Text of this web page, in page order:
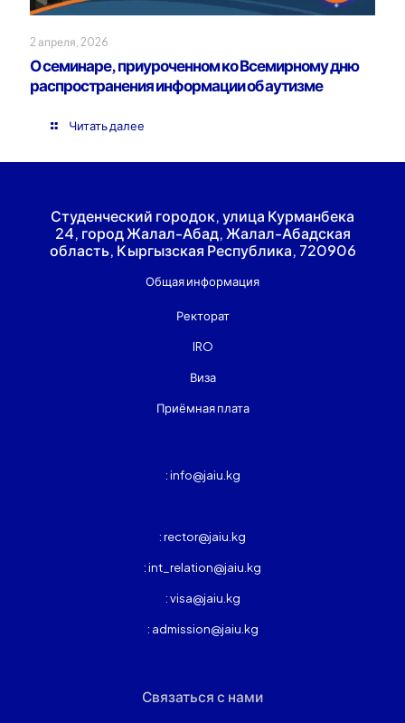
2 апреля, 2026
О семинаре, приуроченном ко Всемирному дню
распространения информации об аутизме
Читать далее
Студенческий городок, улица Курманбека
24, город Жалал-Абад, Жалал-Абадская
область, Кыргызская Республика, 720906
Общая информация
Ректорат
IRO
Виза
Приёмная плата
: info@jaiu.kg
: rector@jaiu.kg
: int_relation@jaiu.kg
: visa@jaiu.kg
: admission@jaiu.kg
Связаться с нами